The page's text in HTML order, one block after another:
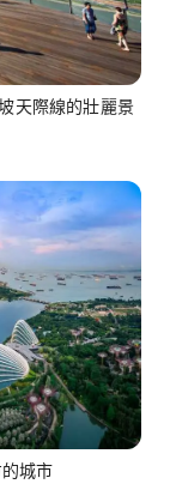
天際線的壯麗景
城市